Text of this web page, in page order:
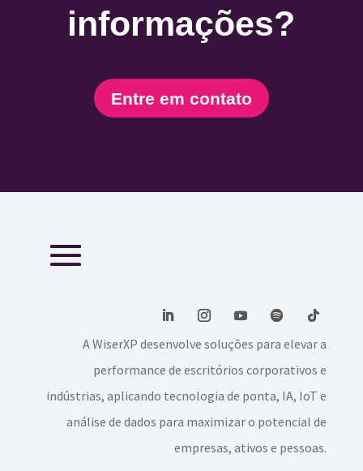
informações?
Entre em contato
A WiserXP desenvolve soluções para elevar a
performance de escritórios corporativos e
indústrias, aplicando tecnologia de ponta, IA, IoT e
análise de dados para maximizar o potencial de
empresas, ativos e pessoas.